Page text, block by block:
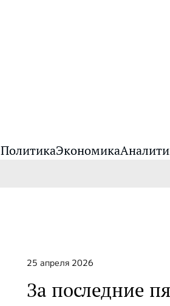
ПолитикаЭкономика
25 апреля 2026
За последние